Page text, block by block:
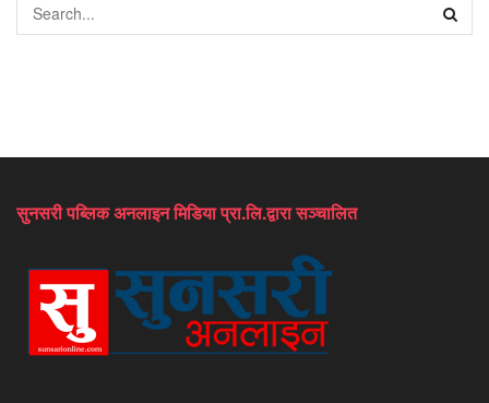
सुनसरी पब्लिक अनलाइन मिडिया प्रा.लि.द्वारा सञ्चालित